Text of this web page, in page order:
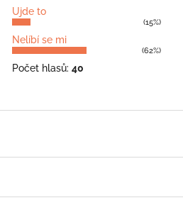
Ujde to
(15%)
Nelíbí se mi
(62%)
Počet hlasů: 40